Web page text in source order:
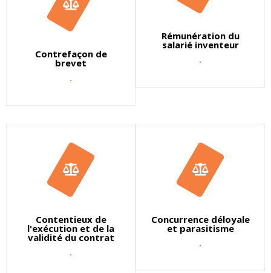
Contrefaçon de
brevet
.
Rémunération du
salarié inventeur
.
Contentieux de
l'exécution et de la
validité du contrat
.
Concurrence déloyale
et parasitisme
.